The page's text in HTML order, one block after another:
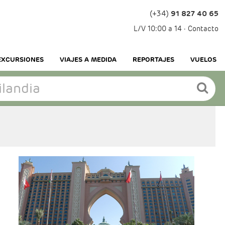
(+34) 91 827 40 65
L/V 10:00 a 14 · Contacto
VIAJES A MEDIDA REPORTAJES VUELOS
- Salidas: Diarias
- Ruta: Dubai 5 noches.
- Categoría hotelera: A elección del cliente.
- Régimen: Alojamiento y desayuno
- Excursiones incluidas:
* Visita ciudad Dubai con guía de habla
hispana.